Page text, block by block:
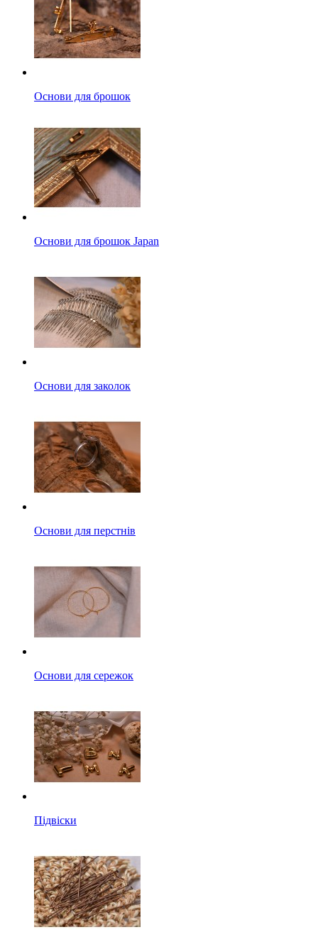
Основи для брошок
Основи для брошок Japan
Основи для заколок
Основи для перстнів
Основи для сережок
Підвіски